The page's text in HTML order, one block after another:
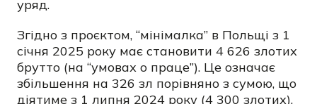
уряд.
Згідно з проєктом, “мінімалка” в Польщі з 1
січня 2025 року має становити 4 626 злотих
брутто (на “умовах о праце”). Це означає
збільшення на 326 зл порівняно з сумою, що
діятиме з 1 липня 2024 року (4 300 злотих),